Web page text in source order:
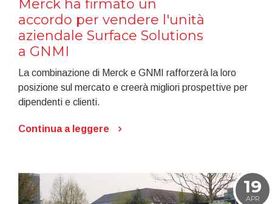
Merck ha firmato un
accordo per vendere l'unità
aziendale Surface Solutions
a GNMI
La combinazione di Merck e GNMI rafforzerà la loro
posizione sul mercato e creerà migliori prospettive per
dipendenti e clienti.
Continua a leggere
19
APR